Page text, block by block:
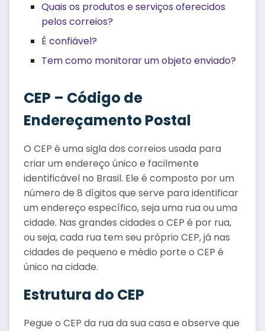
Quais os produtos e serviços oferecidos
pelos correios?
É confiável?
Tem como monitorar um objeto enviado?
CEP – Código de
Endereçamento Postal
O CEP é uma sigla dos correios usada para
criar um endereço único e facilmente
identificável no Brasil. Ele é composto por um
número de 8 dígitos que serve para identificar
um endereço específico, seja uma rua ou uma
cidade. Nas grandes cidades o CEP é por rua,
ou seja, cada rua tem seu próprio CEP, já nas
cidades de pequeno e médio porte o CEP é
único na cidade.
Estrutura do CEP
Pegue o CEP da rua da sua casa e observe que